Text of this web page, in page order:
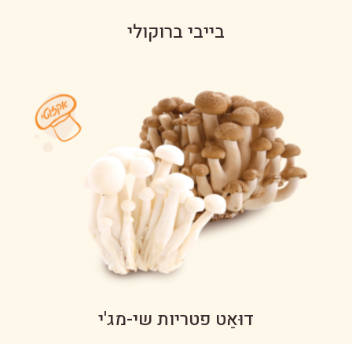
בייבי ברוקולי
דוּאֵט פטריות שי-מג'י